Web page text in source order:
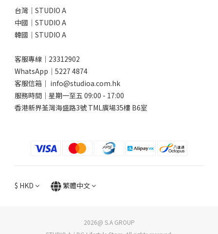
台灣｜STUDIO A
中國｜STUDIO A
韓國｜STUDIO A
客服專線｜23312902
WhatsApp｜ 5227 4874
客服信箱｜ info@studioa.com.hk
服務時間｜星期一至五 09:00 - 17:00
香港新界荃灣海盛路3號 TML廣場35樓 B6室
$ HKD 繁體中文
2026@ S.A GROUP